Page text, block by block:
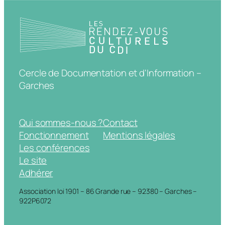
Cercle de Documentation et d'Information –
Garches
Qui sommes-nous ?
Fonctionnement
Les conférences
Le site
Adhérer
Contact
Mentions légales
Association loi 1901 – 86 Grande rue – 92380 – Garches –
922P6072